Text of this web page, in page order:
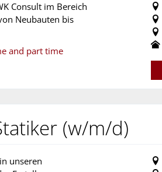
Consult im Bereich
Neubauten bis
and part time
(w/m/d)
unseren